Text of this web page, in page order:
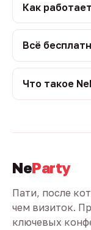
Как
Всё
Что такое
NeParty
Пати, после
чем визиток.
ключевых